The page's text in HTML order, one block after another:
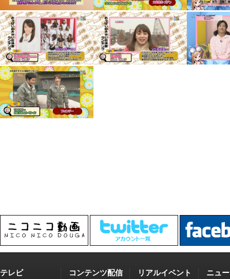
テレビ コンテンツ配信 リアルイベント ニュ